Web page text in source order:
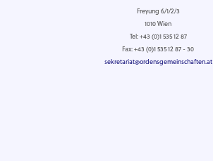
Freyung 6/1/2/3
1010 Wien
Tel: +43 (0)1 535 12 87
Fax: +43 (0)1 535 12 87 - 30
sekretariat@ordensgemeinschaften.at